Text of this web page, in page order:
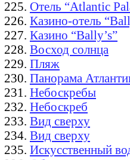
Отель “Atlantic
Казино-отель
Казино “Bally’s”
Восход солнца
Пляж
Панорама
Небоскребы
Небоскреб
Вид сверху
Вид сверху
Искусственный